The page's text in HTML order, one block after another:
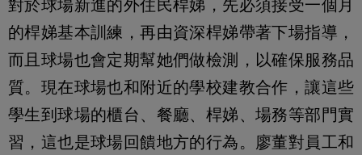
的桿娣基本訓練，再由資深桿娣帶著下場指導，
而且球場也會定期幫她們做檢測，以確保服務品
質。現在球場也和附近的學校建教合作，讓這些
學生到球場的櫃台、餐廳、桿娣、場務等部門實
習，這也是球場回饋地方的行為。廖董對員工和